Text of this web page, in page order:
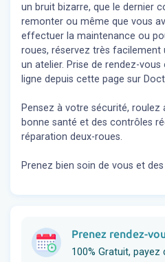
un bruit bizarre, que le dernier
remonter ou même que vous
effectuer la maintenance ou
roues, réservez très facilement
un atelier. Prise de rendez-
ligne depuis cette page sur
Pensez à votre sécurité, roulez
bonne santé et des contrôles
réparation deux-roues.
Prenez bien soin de vous et
Prenez rendez-
100% Gratuit,